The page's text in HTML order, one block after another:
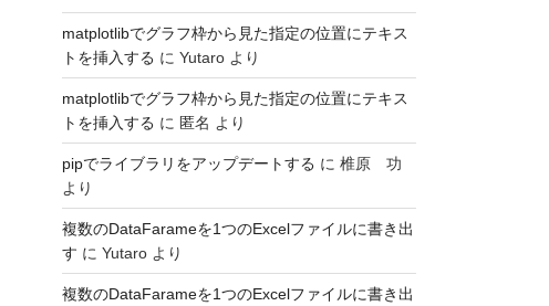
matplotlibでグラフ枠から見た指定の位置にテキス
トを挿入する に Yutaroより
matplotlibでグラフ枠から見た指定の位置にテキス
トを挿入する に 匿名 より
pipでライブラリをアップデートする に 椎原 功
より
複数のDataFarameを1つのExcelファイルに書き出
す に Yutaroより
複数のDataFarameを1つのExcelファイルに書き出